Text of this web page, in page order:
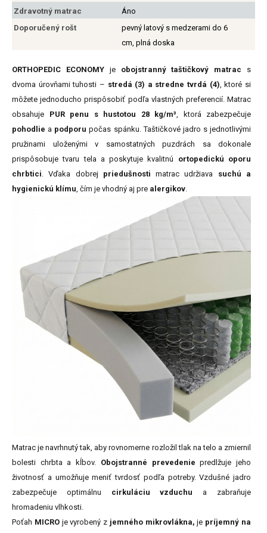
Zdravotný matrac
Áno
Doporučený rošt
pevný latový s medzerami do 6
cm, plná doska
ORTHOPEDIC ECONOMYje obojstranný taštičkový matrac s
dvoma úrovňami tuhosti – stredá (3) a stredne tvrdá (4), ktoré si
môžete jednoducho prispôsobiť podľa vlastných preferencií. Matrac
obsahuje PUR penu s hustotou 28 kg/m³, ktorá zabezpečuje
pohodlie a podporu počas spánku. Taštičkové jadro s jednotlivými
pružinami uloženými v samostatných puzdrách sa dokonale
prispôsobuje tvaru tela a poskytuje kvalitnú ortopedickú oporu
chrbtici. Vďaka dobrej priedušnosti matrac udržiava suchú a
hygienickú klímu, čím je vhodný aj pre alergikov.
Matrac je navrhnutý tak, aby rovnomerne rozložil tlak na telo a zmiernil
bolesti chrbta a kĺbov. Obojstranné prevedenie predlžuje jeho
životnosť a umožňuje meniť tvrdosť podľa potreby. Vzdušné jadro
zabezpečuje optimálnu cirkuláciu vzduchu a zabraňuje
hromadeniu vlhkosti.
Poťah MICROje vyrobený z jemného mikrovlákna, je príjemný na